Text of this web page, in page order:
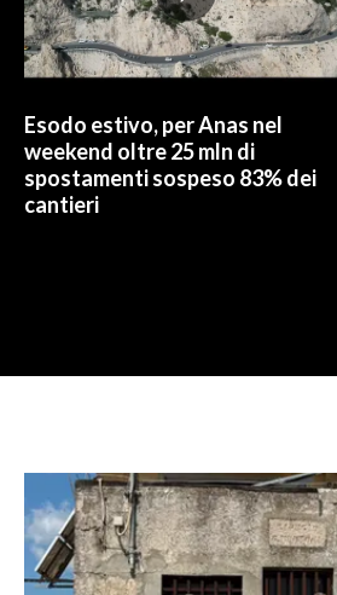
Esodo estivo, per Anas nel
weekend oltre 25 mln di
spostamenti sospeso 83% dei
cantieri